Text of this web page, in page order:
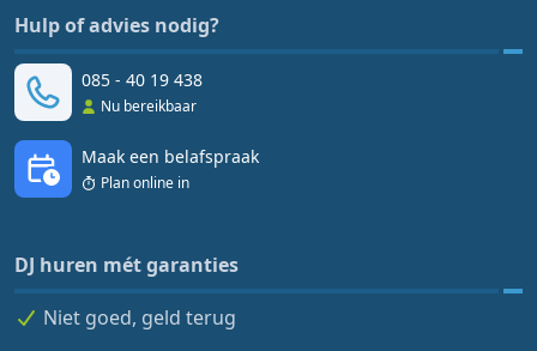
Hulp of advies nodig?
085 - 40 19 438
Nu bereikbaar
Maak een belafspraak
Plan online in
DJ huren mét garanties
Niet goed, geld terug